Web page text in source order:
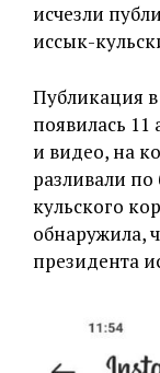
исчезли
иссык-
Публикация
появилась 11
и видео, на
разливали
кульского
обнаружила,
президента